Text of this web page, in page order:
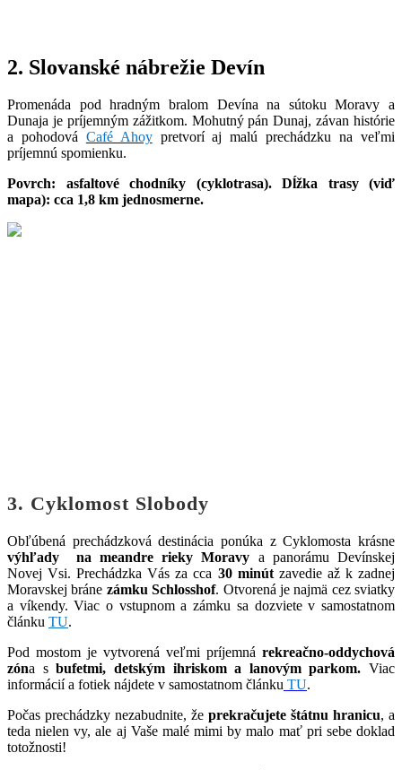
2. Slovanské nábrežie Devín
Promenáda pod hradným bralom Devína na sútoku Moravy a
Dunaja je príjemným zážitkom. Mohutný pán Dunaj, závan histórie
a pohodová Café Ahoypretvorí aj malú prechádzku na veľmi
príjemnú spomienku.
Povrch: asfaltové chodníky (cyklotrasa). Dĺžka trasy (viď
mapa): cca 1,8 km jednosmerne.
3. Cyklomost Slobody
Obľúbená prechádzková destinácia ponúka z Cyklomosta krásne
výhľady na meandre rieky Moravy a panorámu Devínskej
Novej Vsi. Prechádzka Vás za cca 30 minútzavedie až k zadnej
Moravskej bráne zámku Schlosshof. Otvorená je najmä cez sviatky
a víkendy. Viac o vstupnom a zámku sa dozviete v samostatnom
článku TU.
Pod mostom je vytvorená veľmi príjemná rekreačno-oddychová
zóna sbufetmi, detským ihriskom a lanovým parkom. Viac
informácií a fotiek nájdete v samostatnom článku TU.
Počas prechádzky nezabudnite, že prekračujete štátnu hranicu, a
teda nielen vy, ale aj Vaše malé mimi by malo mať pri sebe doklad
totožnosti!